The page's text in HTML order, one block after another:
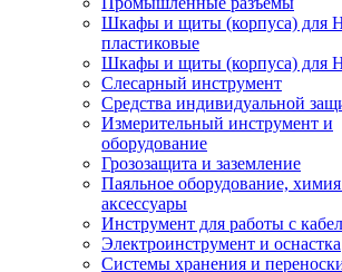
Шкафы и щиты (корпуса) для
пластиковые
Шкафы и щиты (корпуса) для
Слесарный инструмент
Средства индивидуальной
Измерительный инструмент и
оборудование
Грозозащита и заземление
Паяльное оборудование,
аксессуары
Инструмент для работы с
Электроинструмент и оснастка
Системы хранения и